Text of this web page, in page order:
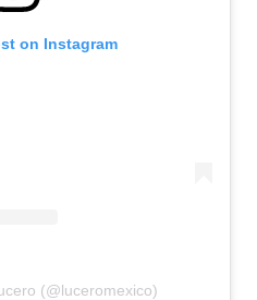
on Instagram
(@luceromexico)